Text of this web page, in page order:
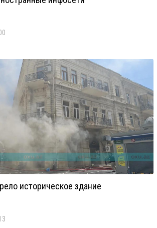
историческое здание